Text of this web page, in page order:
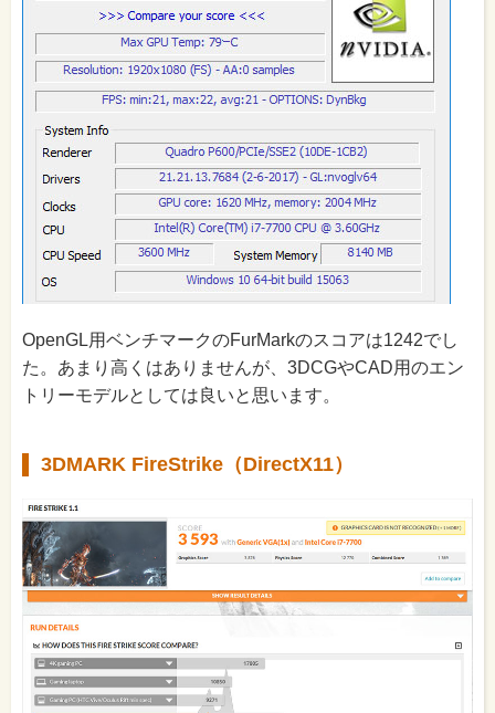
OpenGL用ベンチマークのFurMarkのスコアは1242でし
た。あまり高くはありませんが、3DCGやCAD用のエン
トリーモデルとしては良いと思います。
3DMARK FireStrike（DirectX11）